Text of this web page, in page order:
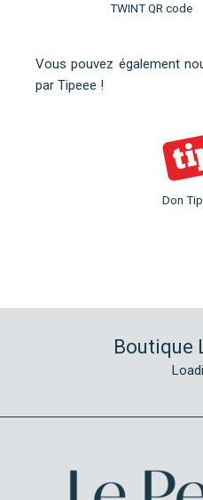
TWINT QR code
Vous pouvez également
par Tipeee !
Don
Boutique